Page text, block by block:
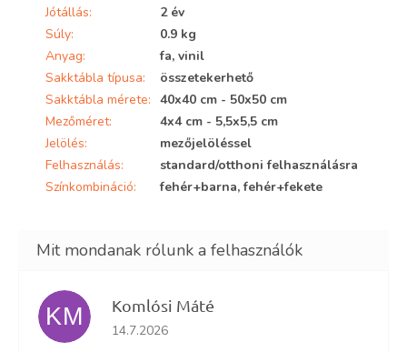
Jótállás:
2 év
Súly:
0.9 kg
Anyag:
fa, vinil
Sakktábla típusa:
összetekerhető
Sakktábla mérete: 40x40 cm - 50x50 cm
Mezőméret:
4x4 cm - 5,5x5,5 cm
Jelölés:
mezőjelöléssel
Felhasználás:
standard/otthoni felhasználásra
Színkombináció: fehér+barna, fehér+fekete
KM Komlósi Máté
Az áruház értékelése 5-ből 5 csillag.
14.7.2026